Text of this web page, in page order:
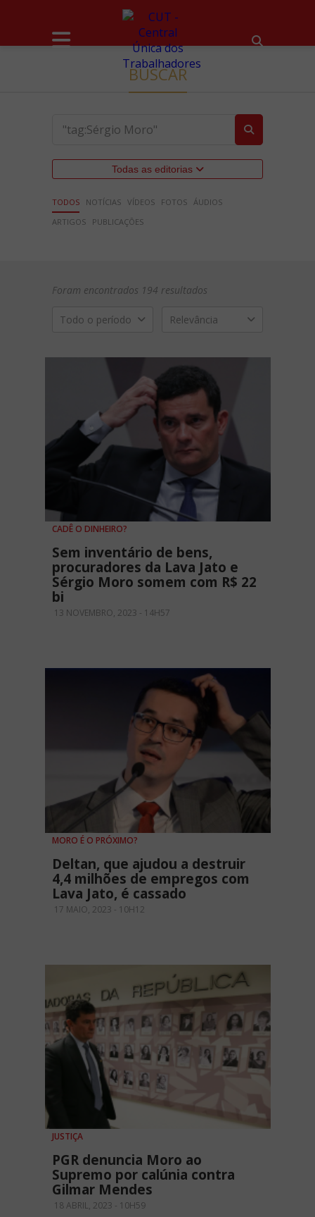
BUSCAR
Todas as editorias
TODOS NOTÍCIAS VÍDEOS FOTOS ÁUDIOS
ARTIGOS
PUBLICAÇÕES
Foram encontrados 194 resultados
Todo o período Relevância
CADÊ O DINHEIRO?
Sem inventário de bens,
procuradores da Lava Jato e
Sérgio Moro somem com R$ 22
bi
13 NOVEMBRO, 2023 - 14H57
MORO É O PRÓXIMO?
Deltan, que ajudou a destruir
4,4 milhões de empregos com
Lava Jato, é cassado
17 MAIO, 2023 - 10H12
JUSTIÇA
PGR denuncia Moro ao
Supremo por calúnia contra
Gilmar Mendes
18 ABRIL, 2023 - 10H59